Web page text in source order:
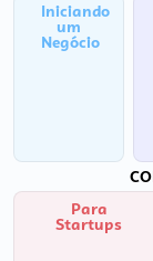
Iniciando
um
Negócio
Para
Startups